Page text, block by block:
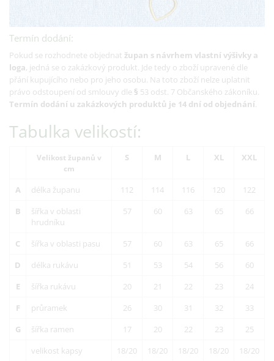
Termín dodání:
Pokud se rozhodnete objednat župan s návrhem vlastní výšivky a
loga, jedná se o zakázkový produkt. Jde tedy o zboží upravené dle
přání kupujícího nebo pro jeho osobu. Na toto zboží nelze uplatnit
právo odstoupení od smlouvy dle § 53 odst. 7 Občanského zákoníku.
Termín dodání u zakázkových produktů je 14 dní od objednání.
Tabulka velikostí:
Velikost županů v
cm
S M L XL XXL
A délka županu 112 114 116 120
122
B
šířka v oblasti
hrudníku
57 60 63 65 66
C šířka v oblasti pasu 57 60 63 65
66
D
délka rukávu 51 53 54 56
60
E
šířka rukávu 20 21 22 23
24
F
průramek 26 30 31 32
33
G
šířka ramen 17 20 22 23
25
velikost kapsy
18/20 18/20 18/20 18/20
18/20